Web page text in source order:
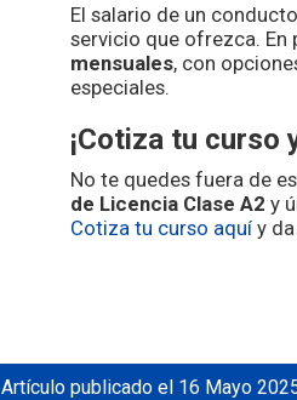
El salario de un
servicio que ofrezca.
mensuales, con
especiales.
¡Cotiza tu curso
No te quedes fuera de
de Licencia Clase A2 y
Cotiza tu curso aquí y
Artículo publicado el 16 Mayo